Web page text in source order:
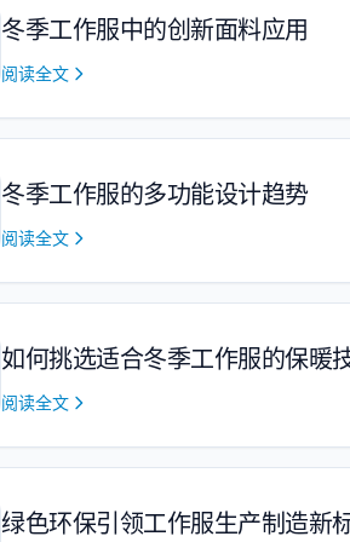
冬季工作服中的创新面料应用
阅读全文
冬季工作服的多功能设计趋势
阅读全文
如何挑选适合冬季工作服的保暖
阅读全文
绿色环保引领工作服生产制造新